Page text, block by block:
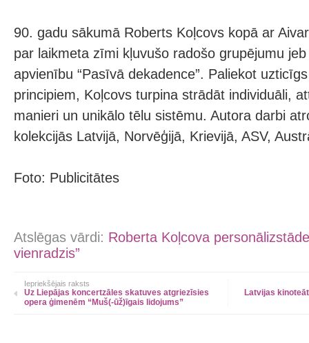
90. gadu sākumā Roberts Koļcovs kopā ar
par laikmeta zīmi kļuvušo radošo grupējumu
apvienību “Pasīvā dekadence”. Paliekot uzticīgs
principiem, Koļcovs turpina strādāt individuāli,
manieri un unikālo tēlu sistēmu. Autora darbi
kolekcijās Latvijā, Norvēģijā, Krievijā, ASV,
Foto: Publicitātes
Atslēgas vārdi: Roberta Koļcova
vienradzis”
Iepriekšējais raksts
Uz Liepājas koncertzāles skatuves atgriezīsies
opera ģimenēm “Muš(-ūž)īgais lidojums”
Latvijas